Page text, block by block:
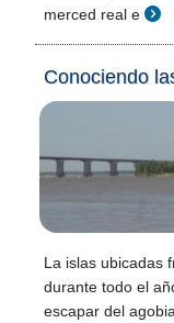
merced real e
Conociendo
La islas ubicadas
durante todo el
escapar del